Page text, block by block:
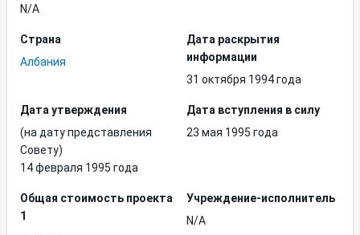
N/A
Страна
Албания
Дата раскрытия
информации
31 октября 1994 года
Дата утверждения
(на дату представления
Совету)
14 февраля 1995 года
Дата вступления в силу
23 мая 1995 года
Общая стоимость проекта
1
Учреждение-исполнитель
N/A